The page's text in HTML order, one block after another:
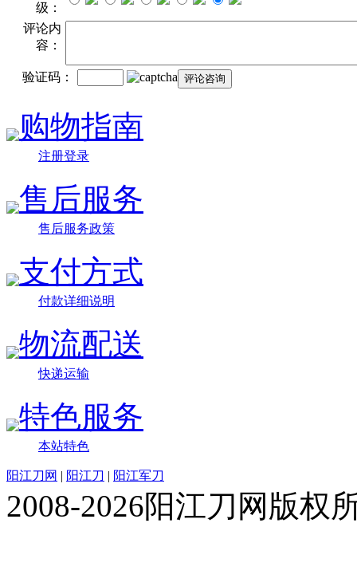
级：
评论内
容：
验证码：
购物指南
注册登录
售后服务
售后服务政策
支付方式
付款详细说明
物流配送
快递运输
特色服务
本站特色
阳江刀网 | 阳江刀 | 阳江军刀
2008-2026阳江刀网版权